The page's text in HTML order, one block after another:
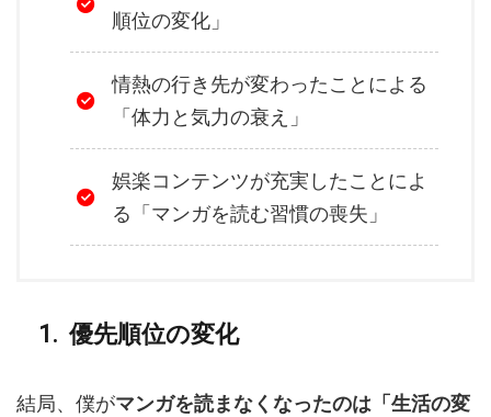
順位の変化」
情熱の行き先が変わったことによる
「体力と気力の衰え」
娯楽コンテンツが充実したことによ
る「マンガを読む習慣の喪失」
優先順位の変化
結局、僕がマンガを読まなくなったのは「生活の変